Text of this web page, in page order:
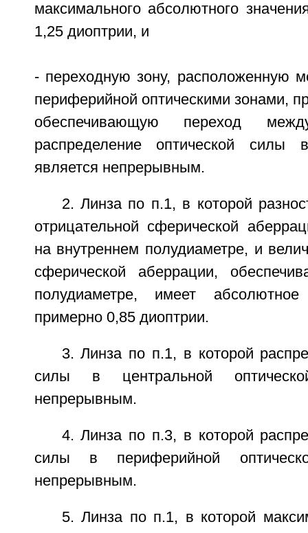
максимального абсолютного
1,25 диоптрии, и
- переходную зону, расположенную
периферийной оптическими зонами,
обеспечивающую переход
распределение оптической силы
является непрерывным.
2. Линза по п.1, в которой
отрицательной сферической
на внутреннем полудиаметре, и
сферической аберрации,
полудиаметре, имеет
примерно 0,85 диоптрии.
3. Линза по п.1, в которой
силы в центральной
непрерывным.
4. Линза по п.3, в которой
силы в периферийной
непрерывным.
5. Линза по п.1, в которой